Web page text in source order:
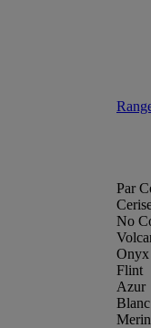
Par
No
Onyx
Flint
Azur
Blanc